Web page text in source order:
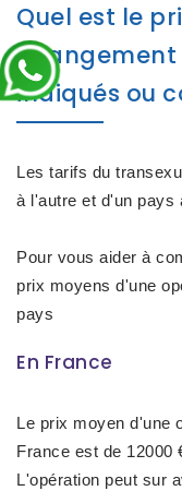
Quel est le
changement
indiqués ou
Les tarifs du
à l'autre et d'un pays
Pour vous aider à
prix moyens d'une
pays
En France
Le prix moyen d'une
France est de 12000
L'opération peut sur